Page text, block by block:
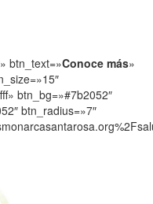
btn_text=»Conoce más»
btn_bg=»#7b2052″
btn_radius=»7″